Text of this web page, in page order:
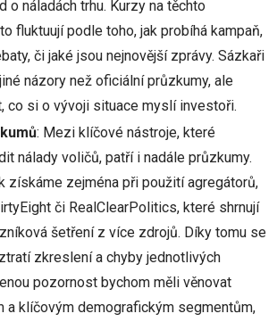
o náladách trhu. Kurzy na těchto
fluktuují podle toho, jak probíhá kampaň,
či jaké jsou nejnovější zprávy. Sázkaři
názory než oficiální průzkumy, ale
co si o vývoji situace myslí investoři.
: Mezi klíčové nástroje, které
nálady voličů, patří i nadále průzkumy.
získáme zejména při použití agregátorů,
či RealClearPolitics, které shrnují
šetření z více zdrojů. Díky tomu se
zkreslení a chyby jednotlivých
pozornost bychom měli věnovat
a klíčovým demografickým segmentům,